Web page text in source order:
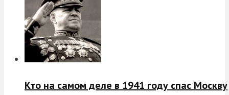
Кто на самом деле в 1941 году спас Москву